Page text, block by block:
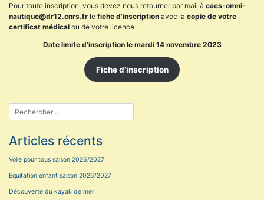
Pour toute inscription, vous devez nous retourner par mail à caes-omni-
nautique@dr12.cnrs.fr le fiche d’inscription avec la copie de votre
certificat médical ou de votre licence
Date limite d’inscription le mardi 14 novembre 2023
Fiche d’inscription
Articles récents
Voile pour tous saison 2026/2027
Equitation enfant saison 2026/2027
Découverte du kayak de mer